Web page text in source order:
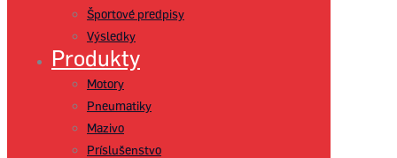
Športové predpisy
Výsledky
Produkty
Motory
Pneumatiky
Mazivo
Príslušenstvo